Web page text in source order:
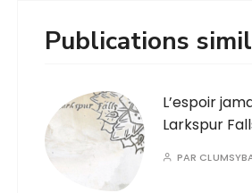
Publications
L’espoir
Larkspur
PAR